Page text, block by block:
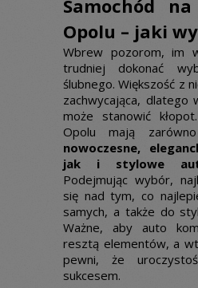
Samochód
Opolu – jaki
Wbrew pozorom, im
trudniej dokonać
ślubnego. Większość z
zachwycająca, dlatego
może stanowić
Opolu mają
nowoczesne,
jak i stylowe
Podejmując wybór,
się nad tym, co
samych, a także do
Ważne, aby auto
resztą elementów, a
pewni, że
sukcesem.